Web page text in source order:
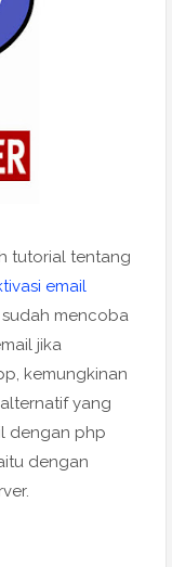
tutorial tentang
email
mencoba
jika
kemungkinan
yang
dengan php
dengan